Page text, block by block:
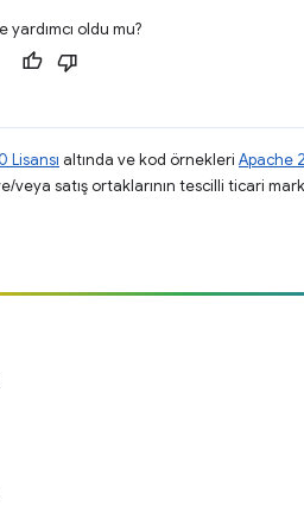
yardımcı oldu mu?
Lisansı altında ve kod örnekleri Apache
veya satış ortaklarının tescilli ticari